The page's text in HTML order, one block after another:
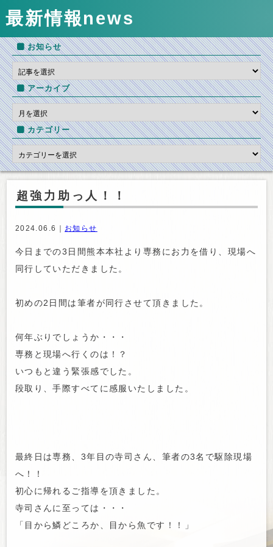
最新情報news
お知らせ
アーカイブ
カテゴリー
超強力助っ人！！
2024.06.6｜ お知らせ
今日までの3日間熊本本社より専務にお力を借り、現場へ
同行していただきました。
初めの2日間は筆者が同行させて頂きました。
何年ぶりでしょうか・・・
専務と現場へ行くのは！？
いつもと違う緊張感でした。
段取り、手際すべてに感服いたしました。
最終日は専務、3年目の寺司さん、筆者の3名で駆除現場
へ！！
初心に帰れるご指導を頂きました。
寺司さんに至っては・・・
「目から鱗どころか、目から魚です！！」